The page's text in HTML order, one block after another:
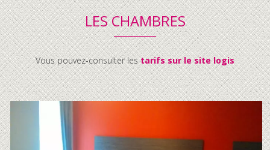
LES CHAMBRES
Vous pouvez-consulter lestarifs sur le site logis